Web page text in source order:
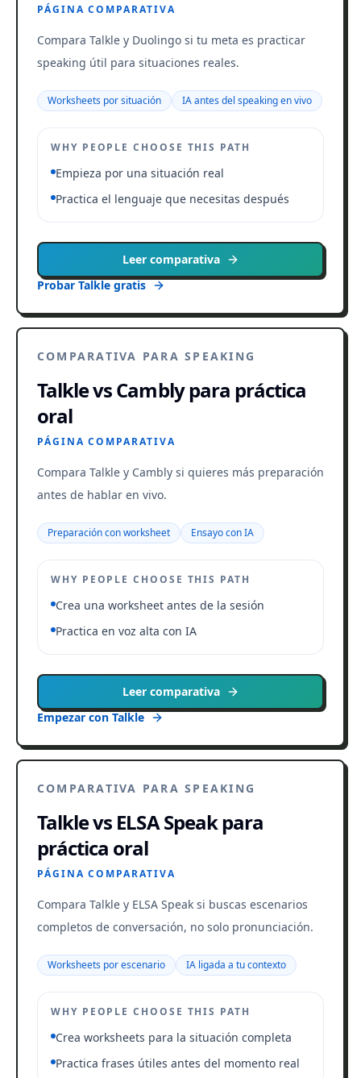
PÁGINA COMPARATIVA
Compara Talkle y Duolingo si tu meta es practicar
speaking útil para situaciones reales.
Worksheets por situación IA antes del speaking en vivo
WHY PEOPLE CHOOSE THIS PATH
Empieza por una situación real
Practica el lenguaje que necesitas después
Leer comparativa
Probar Talkle gratis
COMPARATIVA PARA SPEAKING
Talkle vs Cambly para práctica
oral
PÁGINA COMPARATIVA
Compara Talkle y Cambly si quieres más preparación
antes de hablar en vivo.
Preparación con worksheet Ensayo con IA
WHY PEOPLE CHOOSE THIS PATH
Crea una worksheet antes de la sesión
Practica en voz alta con IA
Leer comparativa
Empezar con Talkle
COMPARATIVA PARA SPEAKING
Talkle vs ELSA Speak para
práctica oral
PÁGINA COMPARATIVA
Compara Talkle y ELSA Speak si buscas escenarios
completos de conversación, no solo pronunciación.
Worksheets por escenario IA ligada a tu contexto
WHY PEOPLE CHOOSE THIS PATH
Crea worksheets para la situación completa
Practica frases útiles antes del momento real